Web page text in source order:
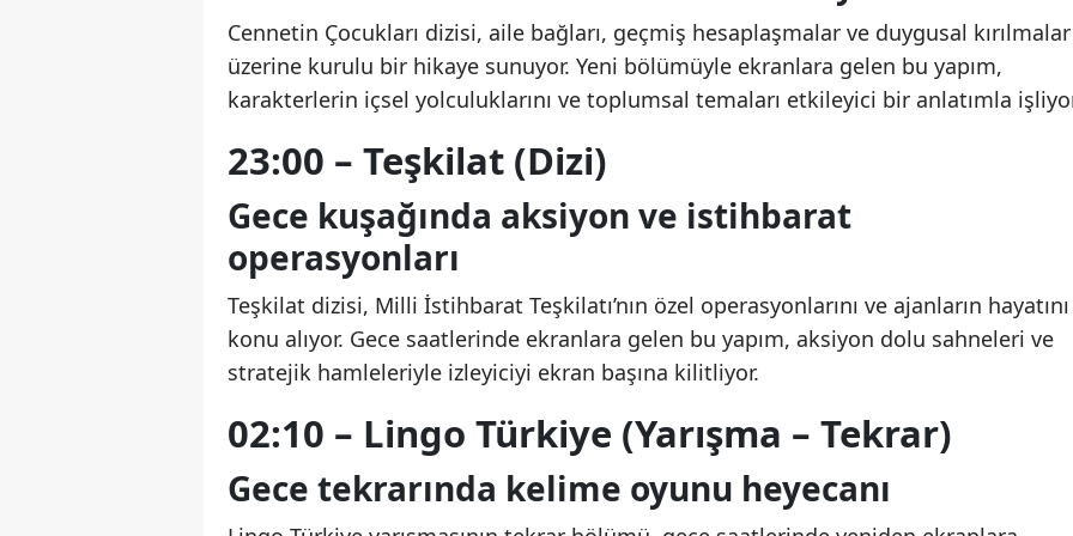
Cennetin Çocukları dizisi, aile bağları, geçmiş hesaplaşmalar ve duygusal kırılmalar
üzerine kurulu bir hikaye sunuyor. Yeni bölümüyle ekranlara gelen bu yapım,
karakterlerin içsel yolculuklarını ve toplumsal temaları etkileyici bir anlatımla
23:00 – Teşkilat (Dizi)
Gece kuşağında aksiyon ve istihbarat
operasyonları
Teşkilat dizisi, Milli İstihbarat Teşkilatı’nın özel operasyonlarını ve ajanların hayatını
konu alıyor. Gece saatlerinde ekranlara gelen bu yapım, aksiyon dolu sahneleri ve
stratejik hamleleriyle izleyiciyi ekran başına kilitliyor.
02:10 – Lingo Türkiye (Yarışma – Tekrar)
Gece tekrarında kelime oyunu heyecanı